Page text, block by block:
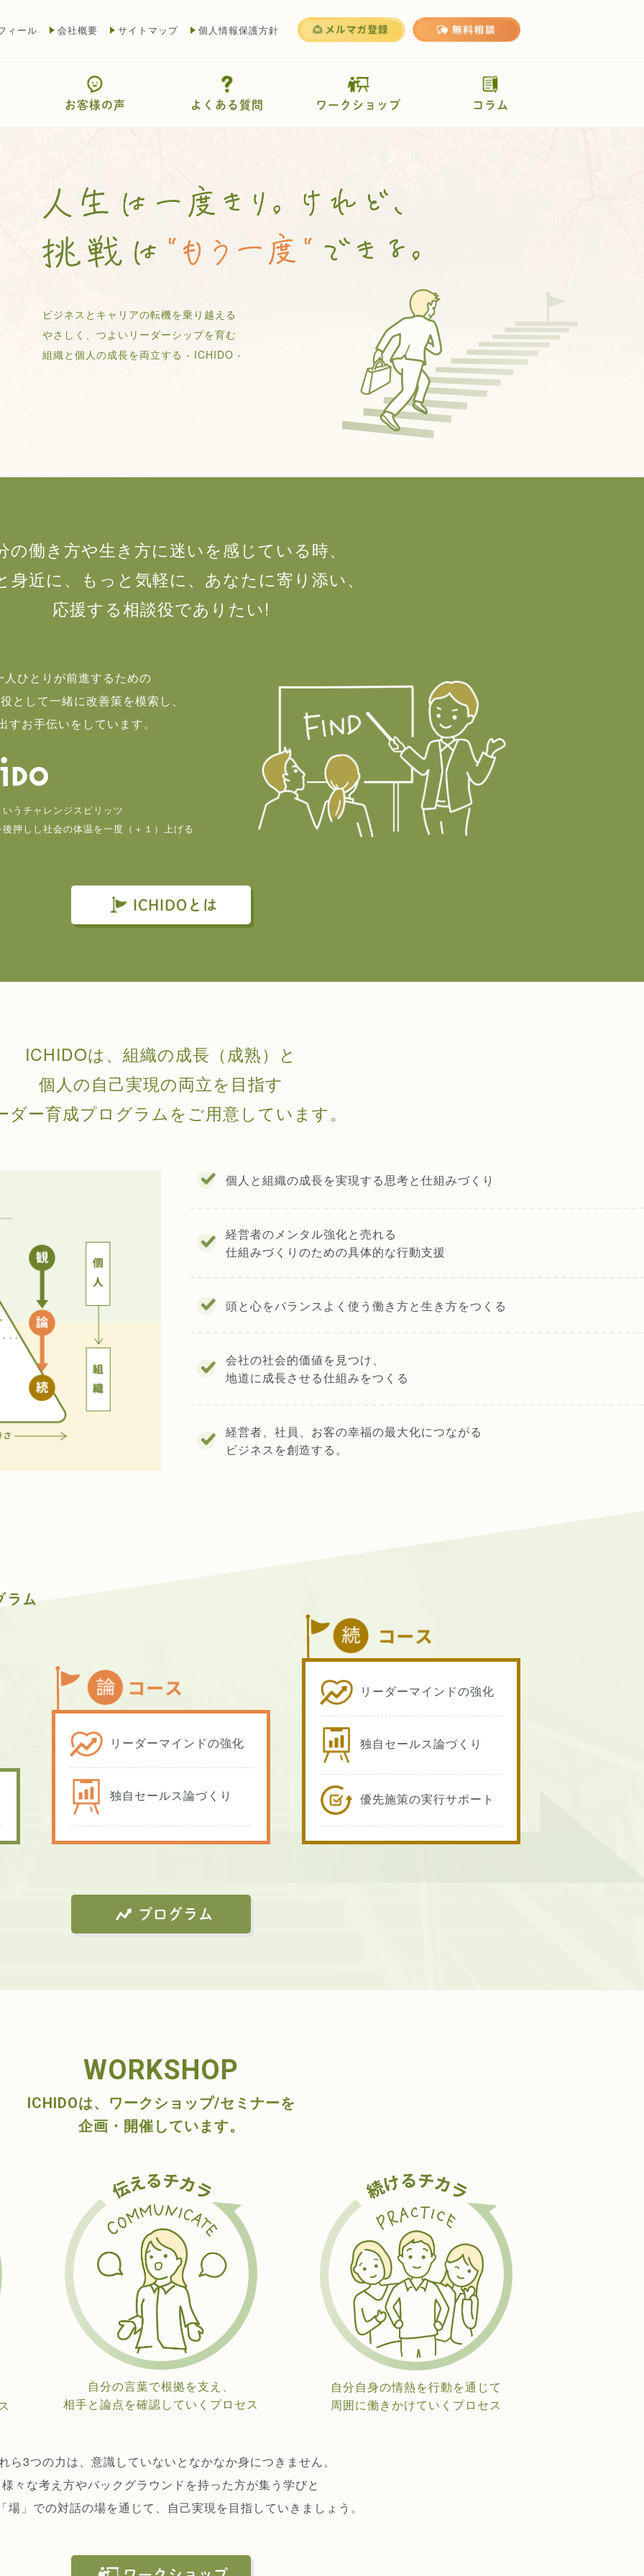
ィール 会社概要 サイトマップ 個人情報保護方針
お客様の声 よくある質問 ワークショップ コラム
ビジネスとキャリアの転機を乗り越える
やさしく、つよいリーダーシップを育む
組織と個人の成長を両立する - ICHIDO -
の働き方や生き方に迷いを感じている時、
身近に、もっと気軽に、あなたに寄り添い、
応援する相談役でありたい!
ひとりが前進するための
として一緒に改善策を模索し、
お手伝いをしています。
うチャレンジスピリッツ
押しし社会の体温を一度（＋１）上げる
ICHIDOとは
ICHIDOは、組織の成長（成熟）と
個人の自己実現の両立を目指す
ダー育成プログラムをご用意しています。
個人と組織の成長を実現する思考と仕組みづくり
経営者のメンタル強化と売れる
仕組みづくりのための具体的な行動支援
頭と心をバランスよく使う 働き方と生き方をつくる
会社の社会的価値を見つけ、
地道に成長させる仕組みをつくる
経営者、社員、お客の幸福の最大化につながる
ビジネスを創造する。
ラム
リーダーマインドの強化
独自セールス論づくり
リーダーマインドの強化
独自セールス論づくり
優先施策の実行サポート
プログラム
WORKSHOP
ICHIDOは、ワークショップ/セミナーを
企画・開催しています。
自分の言葉で根拠を支え、
相手と論点を確認していくプロセス
自分自身の情熱を行動を通じて
周囲に働きかけていくプロセス
ら3つの力は、意識していないとなかなか身につきません。
様々な考え方やバックグラウンドを持った方が集う学びと
場」での対話の場を通じて、自己実現を目指していきましょう。